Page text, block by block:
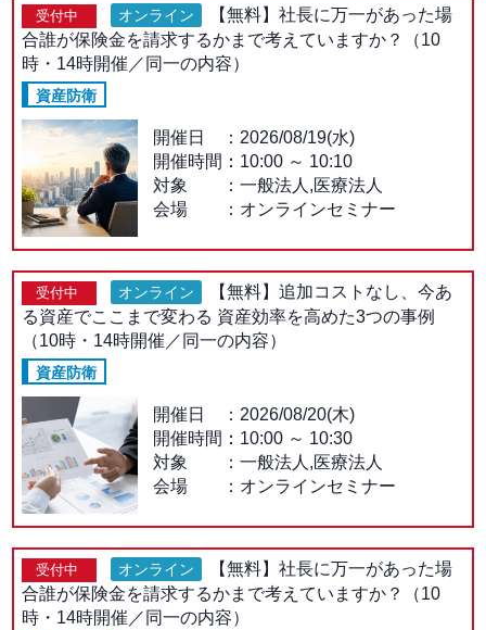
受付中 オンライン
【無料】社長に万一があった場
合誰が保険金を請求するかまで考えていますか？（10
時・14時開催／同一の内容）
資産防衛
開催日
2026/08/19(水)
開催時間： 10:00～ 10:10
対象
一般法人,医療法人
会場
オンラインセミナー
受付中 オンライン
【無料】追加コストなし、今あ
る資産でここまで変わる 資産効率を高めた3つの事例
（10時・14時開催／同一の内容）
資産防衛
開催日
2026/08/20(木)
開催時間： 10:00～ 10:30
対象
一般法人,医療法人
会場
オンラインセミナー
受付中 オンライン
【無料】社長に万一があった場
合誰が保険金を請求するかまで考えていますか？（10
時・14時開催／同一の内容）